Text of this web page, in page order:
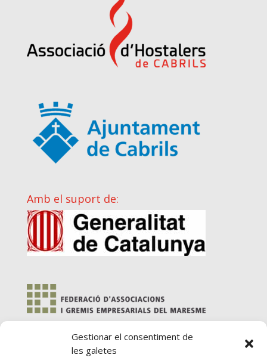
Gestionar el consentiment de
les galetes
Amb el suport de: